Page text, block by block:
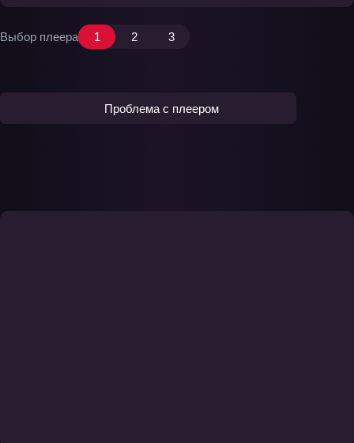
Выбор плеера 1 2 3
Проблема с плеером